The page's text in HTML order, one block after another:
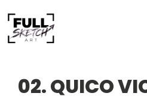
02. QUICO